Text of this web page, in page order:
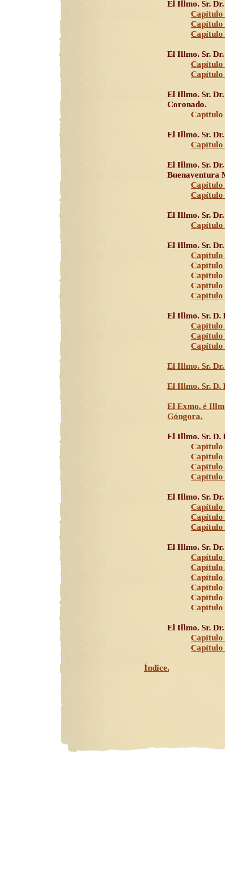
El Illmo. Sr.
Capítulo
El Illmo. Sr.
Capítulo
El Illmo. Sr.
Coronado.
Capítulo
El Illmo. Sr.
El Illmo. Sr.
Buenaventura
El Illmo. Sr.
El Illmo. Sr.
Capítulo
El Illmo. Sr. D.
Capítulo
El Illmo. Sr.
El Illmo. Sr. D.
El Exmo. é
Góngora.
El Illmo. Sr. D.
El Illmo. Sr.
Capítulo
El Illmo. Sr.
Capítulo
El Illmo. Sr.
Índice.